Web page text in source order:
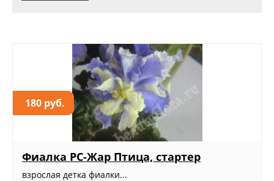
180 руб.
Фиалка РС-Жар Птица, стартер
взрослая детка фиалки...